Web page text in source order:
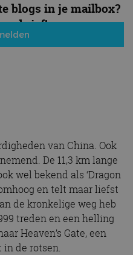
blogs in je mailbox?
van China. Ook
De 11,3 km lange
wel bekend als ‘Dragon
en telt maar liefst
de kronkelige weg heb
treden en een helling
Heaven’s Gate, een
de rotsen.